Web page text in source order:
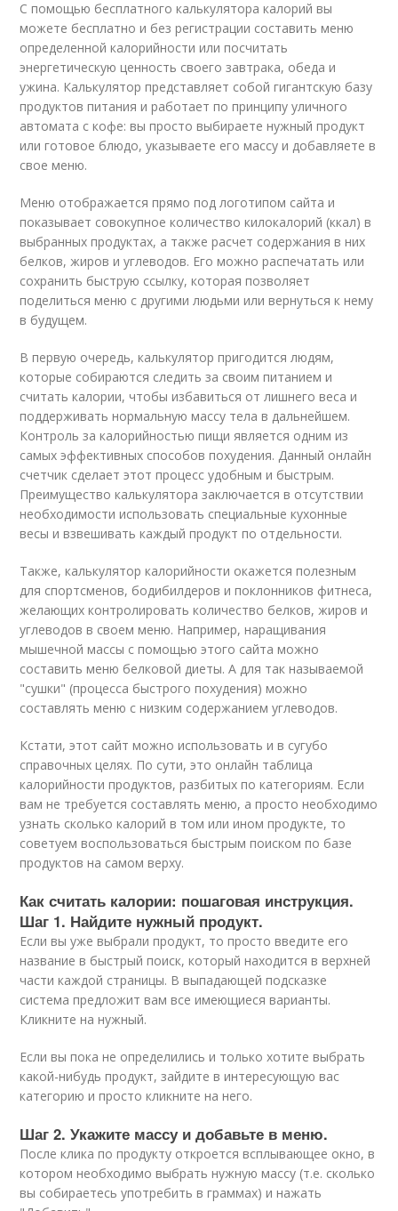
С помощью бесплатного калькулятора калорий вы
можете бесплатно и без регистрации составить меню
определенной калорийности или посчитать
энергетическую ценность своего завтрака, обеда и
ужина. Калькулятор представляет собой гигантскую базу
продуктов питания и работает по принципу уличного
автомата с кофе: вы просто выбираете нужный продукт
или готовое блюдо, указываете его массу и добавляете в
свое меню.
Меню отображается прямо под логотипом сайта и
показывает совокупное количество килокалорий (ккал) в
выбранных продуктах, а также расчет содержания в них
белков, жиров и углеводов. Его можно распечатать или
сохранить быструю ссылку, которая позволяет
поделиться меню с другими людьми или вернуться к нему
в будущем.
В первую очередь, калькулятор пригодится людям,
которые собираются следить за своим питанием и
считать калории, чтобы избавиться от лишнего веса и
поддерживать нормальную массу тела в дальнейшем.
Контроль за калорийностью пищи является одним из
самых эффективных способов похудения. Данный онлайн
счетчик сделает этот процесс удобным и быстрым.
Преимущество калькулятора заключается в отсутствии
необходимости использовать специальные кухонные
весы и взвешивать каждый продукт по отдельности.
Также, калькулятор калорийности окажется полезным
для спортсменов, бодибилдеров и поклонников фитнеса,
желающих контролировать количество белков, жиров и
углеводов в своем меню. Например, наращивания
мышечной массы с помощью этого сайта можно
составить меню белковой диеты. А для так называемой
"сушки" (процесса быстрого похудения) можно
составлять меню с низким содержанием углеводов.
Кстати, этот сайт можно использовать и в сугубо
справочных целях. По сути, это онлайн таблица
калорийности продуктов, разбитых по категориям. Если
вам не требуется составлять меню, а просто необходимо
узнать сколько калорий в том или ином продукте, то
советуем воспользоваться быстрым поиском по базе
продуктов на самом верху.
Как считать калории: пошаговая инструкция.
Шаг 1. Найдите нужный продукт.
Если вы уже выбрали продукт, то просто введите его
название в быстрый поиск, который находится в верхней
части каждой страницы. В выпадающей подсказке
система предложит вам все имеющиеся варианты.
Кликните на нужный.
Если вы пока не определились и только хотите выбрать
какой-нибудь продукт, зайдите в интересующую вас
категорию и просто кликните на него.
Шаг 2. Укажите массу и добавьте в меню.
После клика по продукту откроется всплывающее окно, в
котором необходимо выбрать нужную массу (т.е. сколько
вы собираетесь употребить в граммах) и нажать